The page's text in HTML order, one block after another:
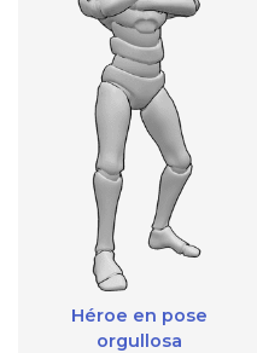
Héroe en pose
orgullosa